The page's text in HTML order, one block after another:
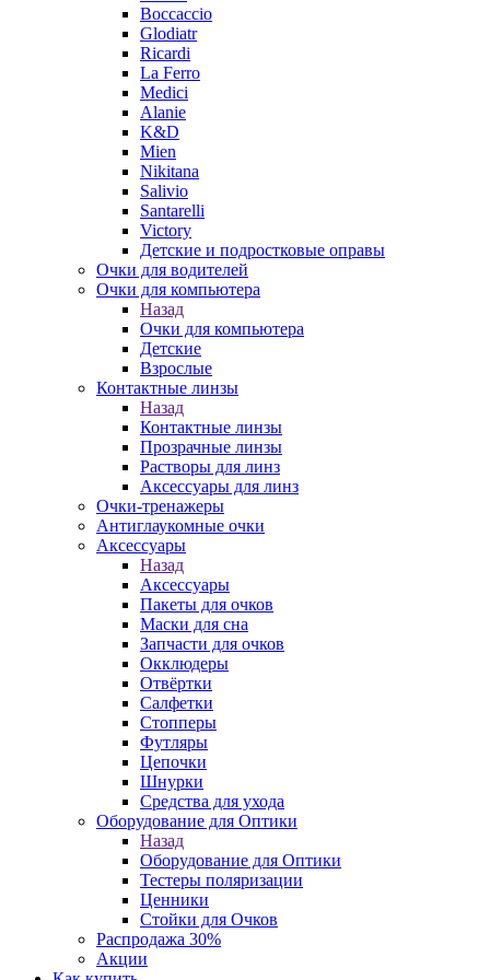
Boccaccio
Glodiatr
Ricardi
La Ferro
Medici
Alanie
K&D
Mien
Nikitana
Salivio
Santarelli
Victory
Детские и подростковые оправы
Очки для водителей
Очки для компьютера
Назад
Очки для компьютера
Детские
Взрослые
Контактные линзы
Назад
Контактные линзы
Прозрачные линзы
Растворы для линз
Аксессуары для линз
Очки-тренажеры
Антиглаукомные очки
Аксессуары
Назад
Аксессуары
Пакеты для очков
Маски для сна
Запчасти для очков
Окклюдеры
Отвёртки
Салфетки
Стопперы
Футляры
Цепочки
Шнурки
Средства для ухода
Оборудование для Оптики
Назад
Оборудование для Оптики
Тестеры поляризации
Ценники
Стойки для Очков
Распродажа 30%
Акции